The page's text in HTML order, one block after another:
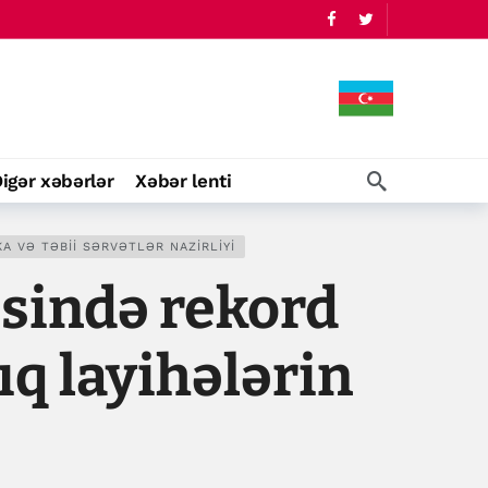
xəbərlər Xəbər lenti
VƏ TƏBII SƏRVƏTLƏR NAZIRLIYI
rekord
layihələrin